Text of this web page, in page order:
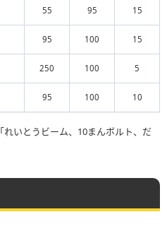
55 95 15
95 100 15
250 100 5
95 100 10
れいとうビーム、10まんボルト、だ